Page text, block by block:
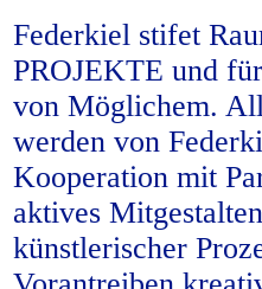
Federkiel stifet
PROJEKTE und
von Möglichem.
werden von
Kooperation mit
aktives
künstlerischer